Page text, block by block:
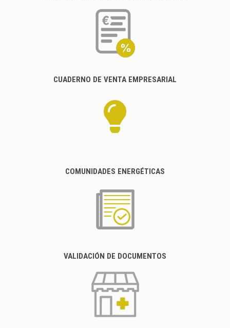
CUADERNO DE VENTA EMPRESARIAL
COMUNIDADES ENERGÉTICAS
VALIDACIÓN DE DOCUMENTOS